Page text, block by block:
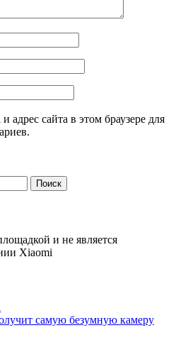
адрес сайта в этом браузере для
и не является
Xiaomi
самую безумную камеру